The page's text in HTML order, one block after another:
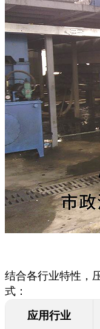
结合各行业特性，
式：
应用行业